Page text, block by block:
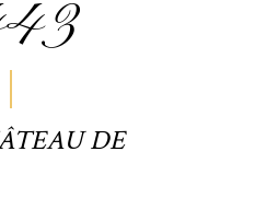
DE